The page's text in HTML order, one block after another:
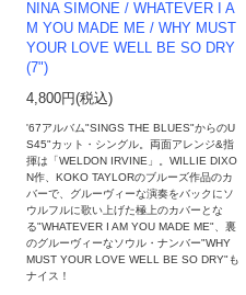
NINA SIMONE / WHATEVER I A
M YOU MADE ME / WHY MUST
YOUR LOVE WELL BE SO DRY
(7")
4,800円(税込)
'67アルバム"SINGS THE BLUES"からのU
S45"カット・シングル。両面アレンジ&指
揮は「WELDON IRVINE」。WILLIE DIXO
N作、KOKO TAYLORのブルーズ作品のカ
バーで、グルーヴィーな演奏をバックにソ
ウルフルに歌い上げた極上のカバーとな
る"WHATEVER I AM YOU MADE ME"、裏
のグルーヴィーなソウル・ナンバー"WHY
MUST YOUR LOVE WELL BE SO DRY"も
ナイス！